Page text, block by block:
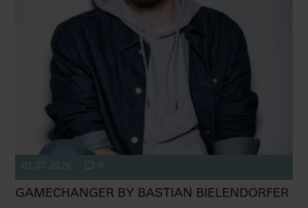
01.07.2026 0
GAMECHANGER BY BASTIAN BIELENDORFER